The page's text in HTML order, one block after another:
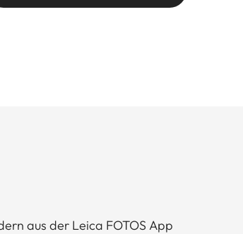
aus der Leica FOTOS App